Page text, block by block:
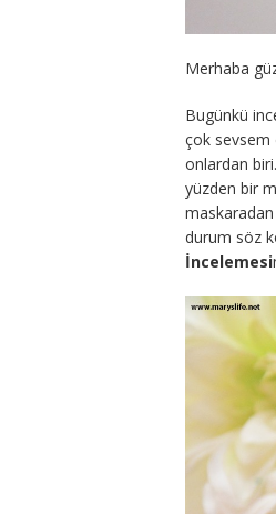
Merhaba
Bugünkü
çok sevsem
onlardan
yüzden bir
durum söz
İncelemesi